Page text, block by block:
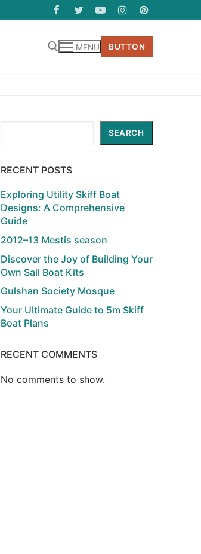
MENU BUTTON
SEARCH
RECENT POSTS
Exploring Utility Skiff Boat
Designs: A Comprehensive
Guide
2012–13 Mestis season
Discover the Joy of Building Your
Own Sail Boat Kits
Gulshan Society Mosque
Your Ultimate Guide to 5m Skiff
Boat Plans
RECENT COMMENTS
No comments to show.